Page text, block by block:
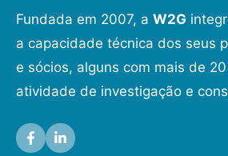
Fundada em 2007, a W2G
a capacidade técnica dos seus
e sócios, alguns com mais de
atividade de investigação e